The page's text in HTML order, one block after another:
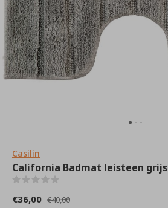
Casilin
California Badmat leisteen grijs
€36,00 €40,00